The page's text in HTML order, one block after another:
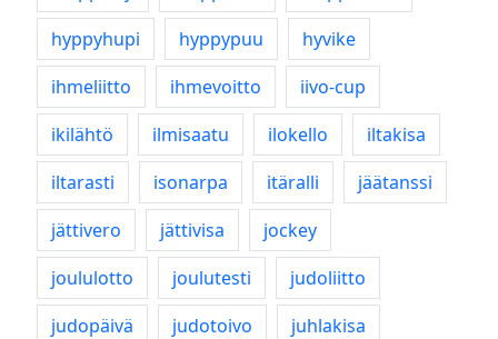
hyppyhupi
hyppypuu
hyvike
ihmeliitto
ihmevoitto
iivo-cup
ikilähtö
ilmisaatu ilokello
iltakisa
iltarasti
isonarpa itäralli
jäätanssi
jättivero
jättivisa
jockey
joululotto
joulutesti
judoliitto
judopäivä
judotoivo
juhlakisa